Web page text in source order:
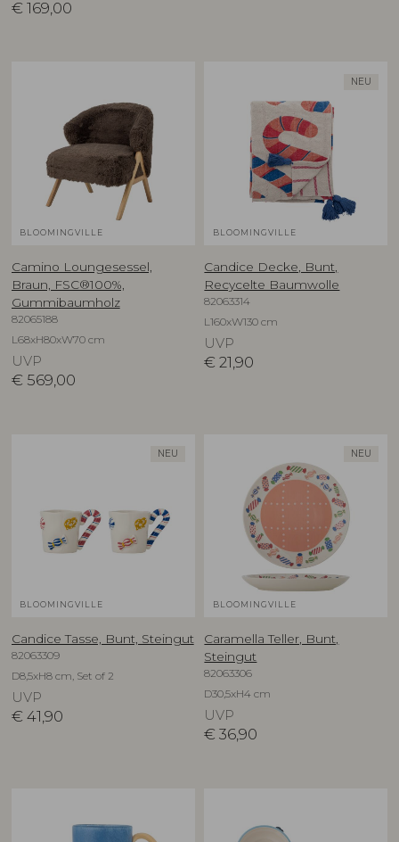
€ 169,00
BLOOMINGVILLE
Camino Loungesessel,
Braun, FSC®100%,
Gummibaumholz
82065188
L68xH80xW70 cm
UVP
€ 569,00
NEU
BLOOMINGVILLE
Candice Decke, Bunt,
Recycelte Baumwolle
82063314
L160xW130 cm
UVP
€ 21,90
NEU
BLOOMINGVILLE
Candice Tasse, Bunt, Steingut
82063309
D8,5xH8 cm, Set of 2
UVP
€ 41,90
NEU
BLOOMINGVILLE
Caramella Teller, Bunt,
Steingut
82063306
D30,5xH4 cm
UVP
€ 36,90